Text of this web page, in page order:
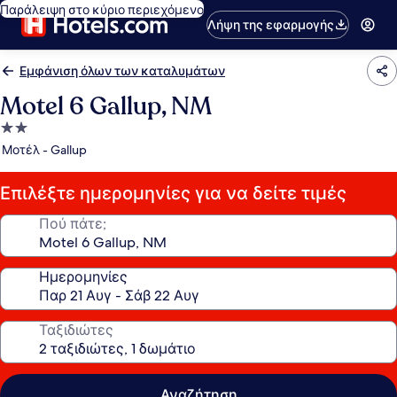
Παράλειψη στο κύριο περιεχόμενο
Λήψη της εφαρμογής
Εμφάνιση όλων των καταλυμάτων
Motel 6 Gallup, NM
Κατάλυμα
με
αστέρια
Μοτέλ - Gallup
Επιλέξτε ημερομηνίες για να δείτε τιμές
Πού πάτε;
Ημερομηνίες
Ταξιδιώτες